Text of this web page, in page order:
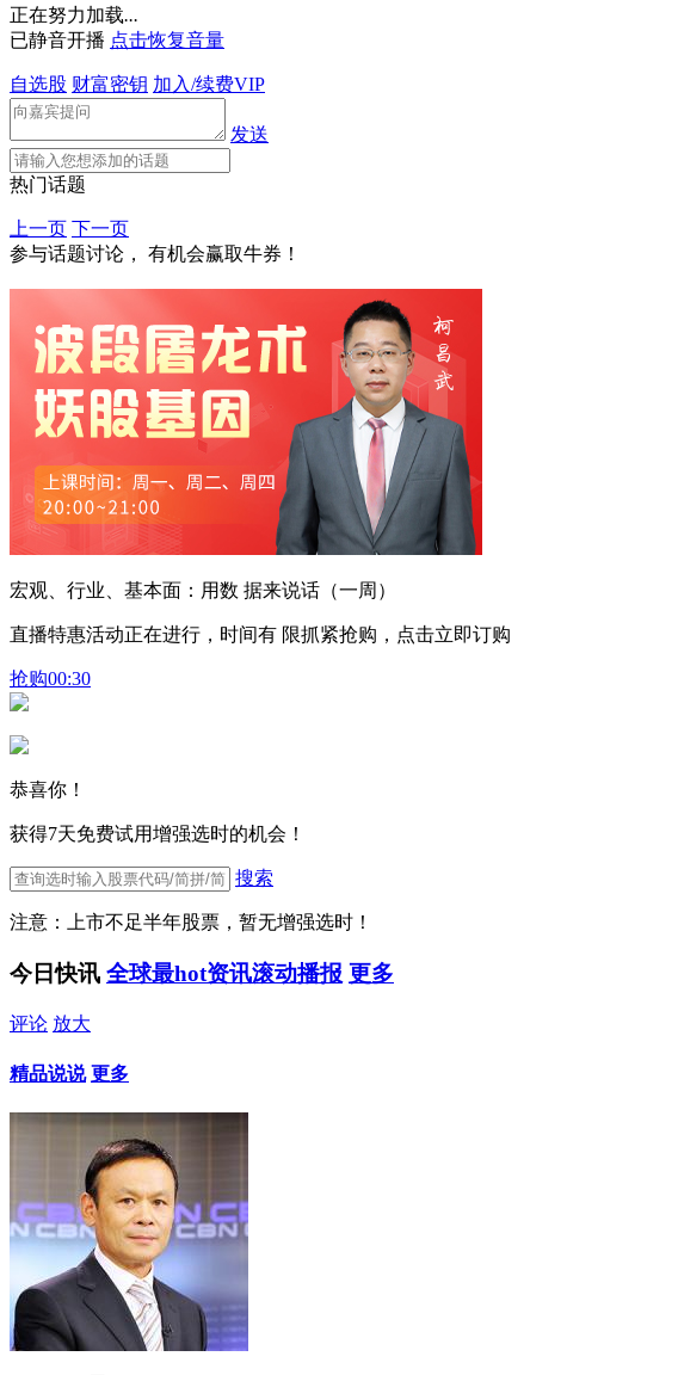
正在努力加载...
已静音开播 点击恢复音量
自选股 财富密钥 加入/续费VIP
发送
热门话题
上一页 下一页
参与话题讨论， 有机会赢取牛券！
宏观、行业、基本面：用数 据来说话（一周）
直播特惠活动正在进行，时间有 限抓紧抢购，点击立即订购
抢购00:30
恭喜你！
获得7天免费试用增强选时的机会！
搜索
注意：上市不足半年股票，暂无增强选时！
今日快讯 全球最hot资讯滚动播报 更多
评论 放大
精品说说 更多